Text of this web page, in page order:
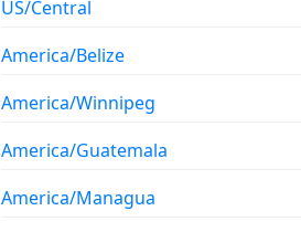
US/Central
America/Belize
America/Winnipeg
America/Guatemala
America/Managua